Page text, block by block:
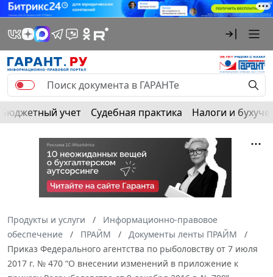
Бюджетный учет Судебная практика Налоги и
Продукты и услуги
Информационно-правовое
обеспечение
ПРАЙМ
Документы ленты ПРАЙМ
Приказ Федерального агентства по рыболовству от 7 июля
2017 г. № 470 “О внесении изменений в приложение к